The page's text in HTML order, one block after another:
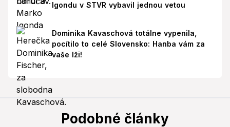
Igondu v STVR vybavil jednou vetou
Dominika Kavaschová totálne vypenila,
pocítilo to celé Slovensko: Hanba vám za
vaše lži!
Podobné články